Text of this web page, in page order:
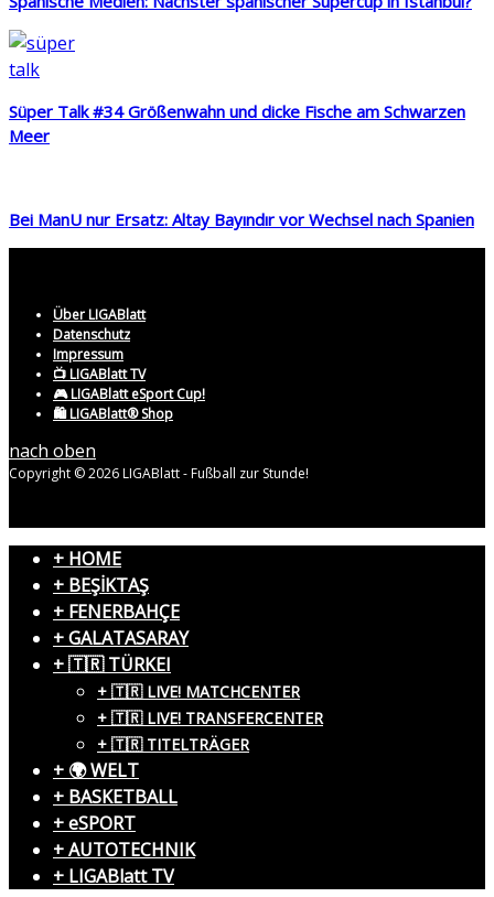
Süper Talk #34 Größenwahn und dicke Fische am Schwarzen
Meer
Bei ManU nur Ersatz: Altay Bayındır vor Wechsel nach Spanien
Über LIGABlatt
Datenschutz
Impressum
📺 LIGABlatt TV
🎮 LIGABlatt eSport Cup!
🛍️ LIGABlatt® Shop
nach oben
Copyright © 2026 LIGABlatt - Fußball zur Stunde!
+ HOME
+ BEŞİKTAŞ
+ FENERBAHÇE
+ GALATASARAY
+ 🇹🇷 TÜRKEI
+ 🇹🇷 LIVE! MATCHCENTER
+ 🇹🇷 LIVE! TRANSFERCENTER
+ 🇹🇷 TITELTRÄGER
+ 🌍 WELT
+ BASKETBALL
+ eSPORT
+ AUTOTECHNIK
+ LIGABlatt TV